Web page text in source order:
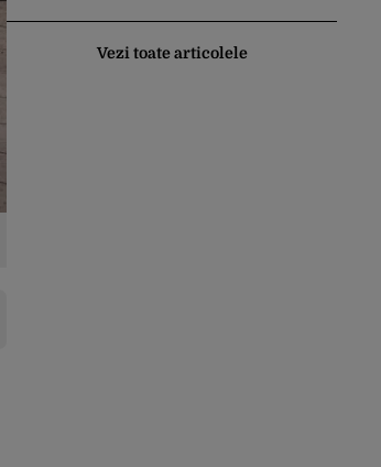
Vezi toate articolele